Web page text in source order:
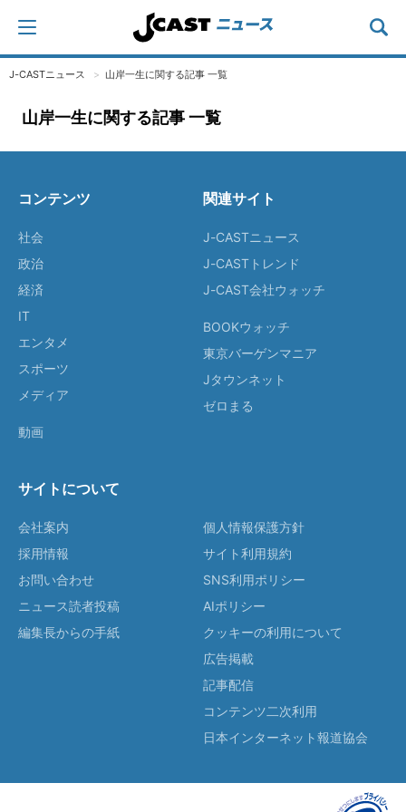
J-CASTニュース 山岸一生に関する記事 一覧
山岸一生に関する記事 一覧
コンテンツ
社会
政治
経済
IT
エンタメ
スポーツ
メディア
動画
関連サイト
J-CASTニュース
J-CASTトレンド
J-CAST会社ウォッチ
BOOKウォッチ
東京バーゲンマニア
Jタウンネット
ゼロまる
サイトについて
会社案内
採用情報
お問い合わせ
ニュース読者投稿
編集長からの手紙
個人情報保護方針
サイト利用規約
SNS利用ポリシー
AIポリシー
クッキーの利用について
広告掲載
記事配信
コンテンツ二次利用
日本インターネット報道協会